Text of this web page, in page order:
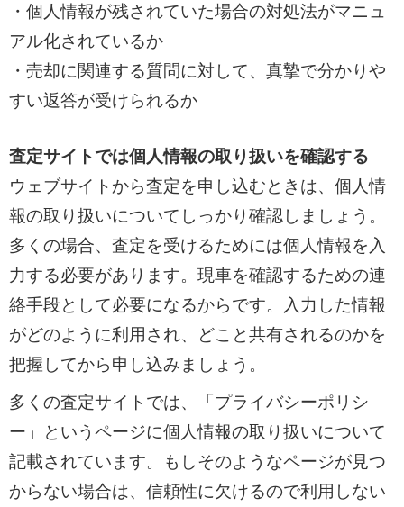
・個人情報が残されていた場合の対処法がマニュ
アル化されているか
・売却に関連する質問に対して、真摯で分かりや
すい返答が受けられるか
査定サイトでは個人情報の取り扱いを確認する
ウェブサイトから査定を申し込むときは、個人情
報の取り扱いについてしっかり確認しましょう。
多くの場合、査定を受けるためには個人情報を入
力する必要があります。現車を確認するための連
絡手段として必要になるからです。入力した情報
がどのように利用され、どこと共有されるのかを
把握してから申し込みましょう。
多くの査定サイトでは、「プライバシーポリシ
ー」というページに個人情報の取り扱いについて
記載されています。もしそのようなページが見つ
からない場合は、信頼性に欠けるので利用しない